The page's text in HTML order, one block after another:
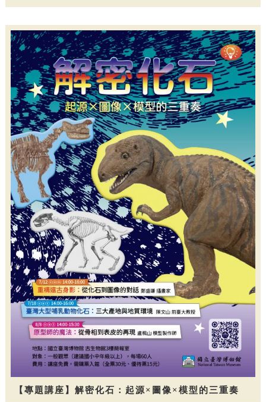
【專題講座】解密化石：起源×圖像×模型的三重奏